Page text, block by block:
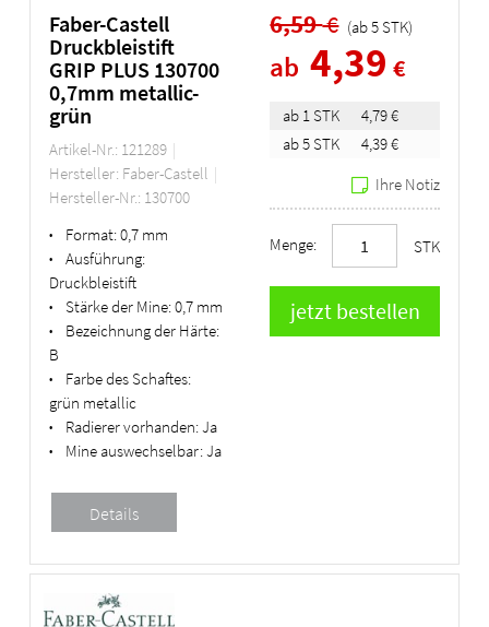
Faber-Castell
Druckbleistift
GRIP PLUS 130700
0,7mm metallic-
grün
Artikel-Nr.: 121289
Hersteller: Faber-Castell
Hersteller-Nr.: 130700
• Format:0,7 mm
•
Ausführung:
Druckbleistift
• Stärke der Mine:0,7 mm
•
Bezeichnung der Härte:
B
•
Farbe des Schaftes:
grün metallic
• Radierer vorhanden:Ja
• Mine auswechselbar:Ja
6,59€ (ab5 STK)
ab 4,39 €
ab 1 STK
4,79 €
ab 5 STK
4,39 €
Ihre Notiz
Menge: STK